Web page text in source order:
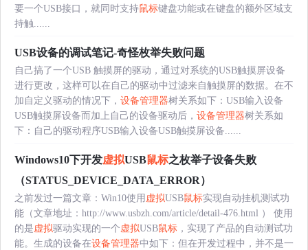
要一个USB接口，就同时支持鼠标键盘功能或在键盘的额外区域支
持触......
USB设备的调试笔记-奇怪枚举失败问题
自己搞了一个USB 触摸屏的驱动，通过对系统的USB触摸屏设备
进行更改，这样可以在自己的驱动中过滤来自触摸屏的数据。在不
加自定义驱动的情况下， 设备管理器树关系如下：USB输入设备
USB触摸屏设备而加上自己的设备驱动后， 设备管理器树关系如
下：自己的驱动程序USB输入设备USB触摸屏设备......
Windows10下开发虚拟USB鼠标之枚举子设备失败
（STATUS_DEVICE_DATA_ERROR）
之前发过一篇文章：Win10使用 虚拟USB鼠标实现自动挂机测试功
能（文章地址：http://www.usbzh.com/article/detail-476.html ） 使用
的是虚拟驱动实现的一个虚拟USB鼠标 ，实现了产品的自动测试功
能。生成的设备在设备管理器中如下：但在开发过程中，并不是一